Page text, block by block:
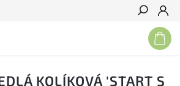
Hľadať
KOLÍKOVÁ 'START S